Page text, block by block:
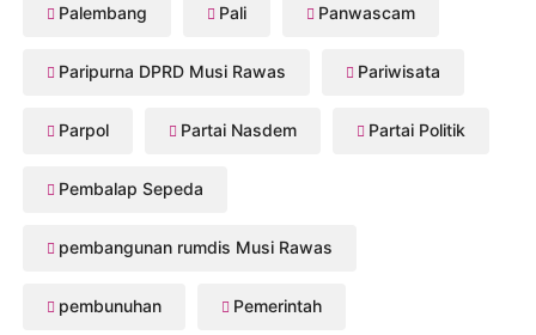
Palembang Pali Panwascam
Paripurna DPRD Musi Rawas Pariwisata
Parpol Partai Nasdem Partai Politik
Pembalap Sepeda
pembangunan rumdis Musi Rawas
pembunuhan Pemerintah